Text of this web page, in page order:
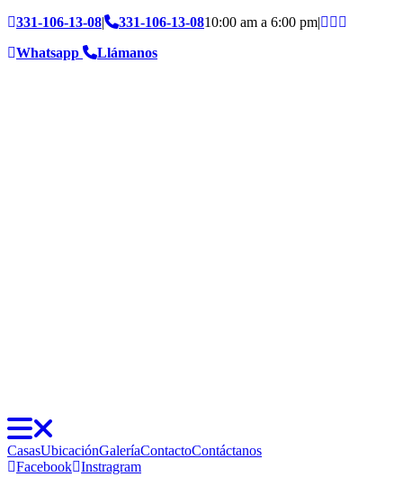
331-106-13-08| 331-106-13-0810:00 am a 6:00 pm|
Whatsapp
Llámanos
CasasUbicaciónGaleríaContactoContáctanos
Facebook Instragram